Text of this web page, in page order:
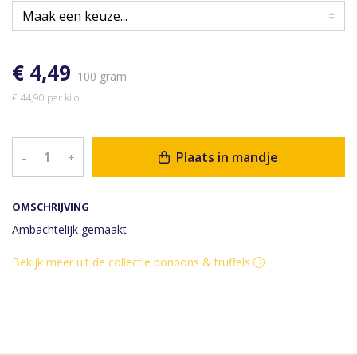
OMSCHRIJVING
Ambachtelijk gemaakt
€ 4,49 100 gram
€ 44,90 per kilo
– + Plaats in mandje
Bekijk meer uit de collectie bonbons & truffels